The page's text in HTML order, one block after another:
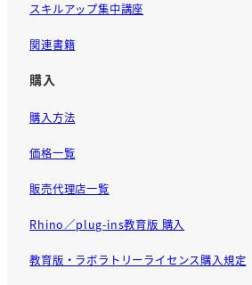
スキルアップ集中講座
関連書籍
購入
購入方法
価格一覧
販売代理店一覧
Rhino／plug-ins教育版 購入
教育版・ラボラトリーライセンス購入規定